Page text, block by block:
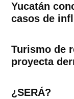
Yucatán
casos de
Turismo de
proyecta
¿SERÁ?